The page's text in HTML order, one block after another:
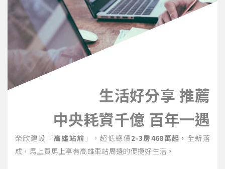
生活好分享 推薦
中央耗資千億 百年一遇
榮欣建設「高雄站前 」，超低總價2-3房468萬起， 全新落
成，馬上買馬上享有高雄車站周邊的便捷好生活。